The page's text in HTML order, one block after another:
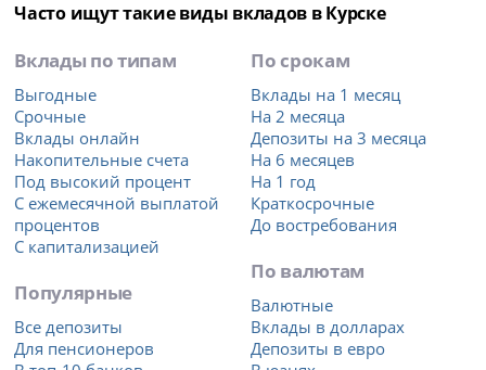
Часто ищут такие виды вкладов в Курске
Вклады по типам
Выгодные
Срочные
Вклады онлайн
Накопительные счета
Под высокий процент
С ежемесячной выплатой
процентов
С капитализацией
Популярные
Все депозиты
Для пенсионеров
По срокам
Вклады на 1 месяц
На 2 месяца
Депозиты на 3 месяца
На 6 месяцев
На 1 год
Краткосрочные
До востребования
По валютам
Валютные
Вклады в долларах
Депозиты в евро